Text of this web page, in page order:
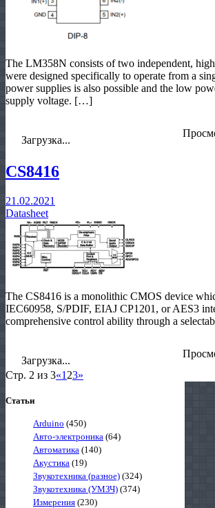
The LM358N consists of two independent,
were designed specifically to operate from a
power supplies is also possible and the low
supply voltage. […]
Загрузка...
CS8416
21.02.2021
Datasheet
The CS8416 is a monolithic CMOS device
IEC60958, S/PDIF, EIAJ CP1201, or AES3
comprehensive control ability through a
Загрузка...
Стр. 2 из 3«1 23»
Статьи
Arduino (450)
Авто-электроника (64)
Автоматика (140)
Акустика (19)
Звукотехника (разное) (324)
Звукотехника (УМЗЧ) (374)
Измерения (230)